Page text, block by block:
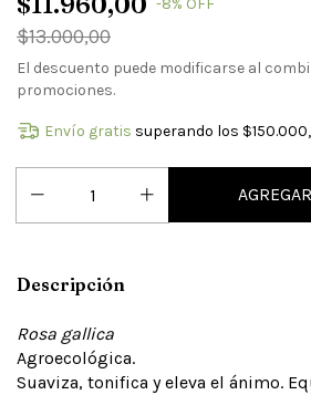
-8% OFF
$13.000,00
El descuento puede modificarse al
promociones.
Envío gratis superando los
Descripción
Rosa gallica
Agroecológica.
Suaviza, tonifica y eleva el ánimo.